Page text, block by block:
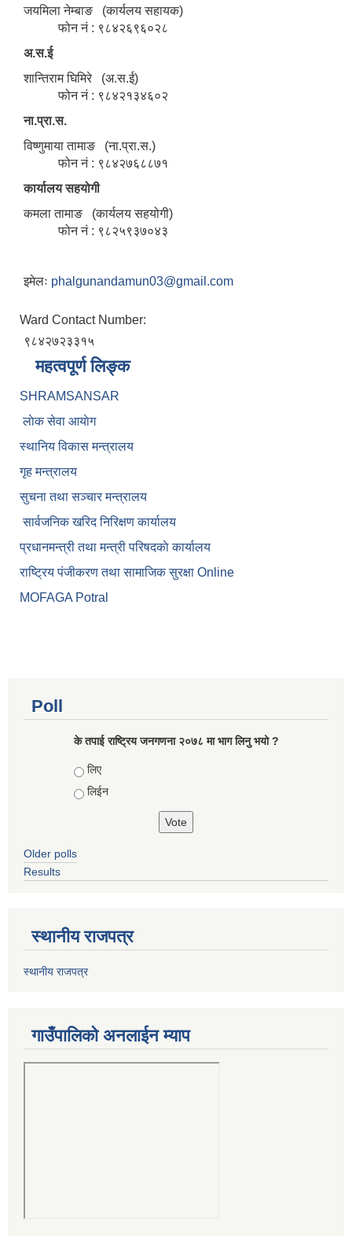
जयमिला नेम्बाङ (कार्यलय सहायक)
फोन नं : ९८४२६९६०२८
अ.स.ई
शान्तिराम घिमिरे (अ.स.ई)
फोन नं : ९८४२१३४६०२
ना.प्रा.स.
विष्णुमाया तामाङ (ना.प्रा.स.)
फोन नं : ९८४२७६८८७१
कार्यालय सहयोगी
कमला तामाङ (कार्यलय सहयोगी)
फोन नं : ९८२५९३७०४३
इमेलः phalgunandamun03@gmail.com
Ward Contact Number:
९८४२७२३३१५
महत्वपूर्ण लिङ्क
SHRAMSANSAR
लाेक सेवा आयाेग
स्थानिय विकास मन्त्रालय
गृह मन्त्रालय
सुचना तथा सञ्चार मन्त्रालय
सार्वजनिक खरिद निरिक्षण कार्यालय
प्रधानमन्त्री तथा मन्त्री परिषदकाे कार्यालय
राष्ट्रिय पंजीकरण तथा सामाजिक सुरक्षा Online
MOFAGA Potral
Poll
के तपाई राष्ट्रिय जनगणना २०७८ मा भाग लिनु भयो ?
Choices
लिए
लिईन
Older polls
Results
स्थानीय राजपत्र
स्थानीय राजपत्र
गाउँपालिको अनलाईन म्याप